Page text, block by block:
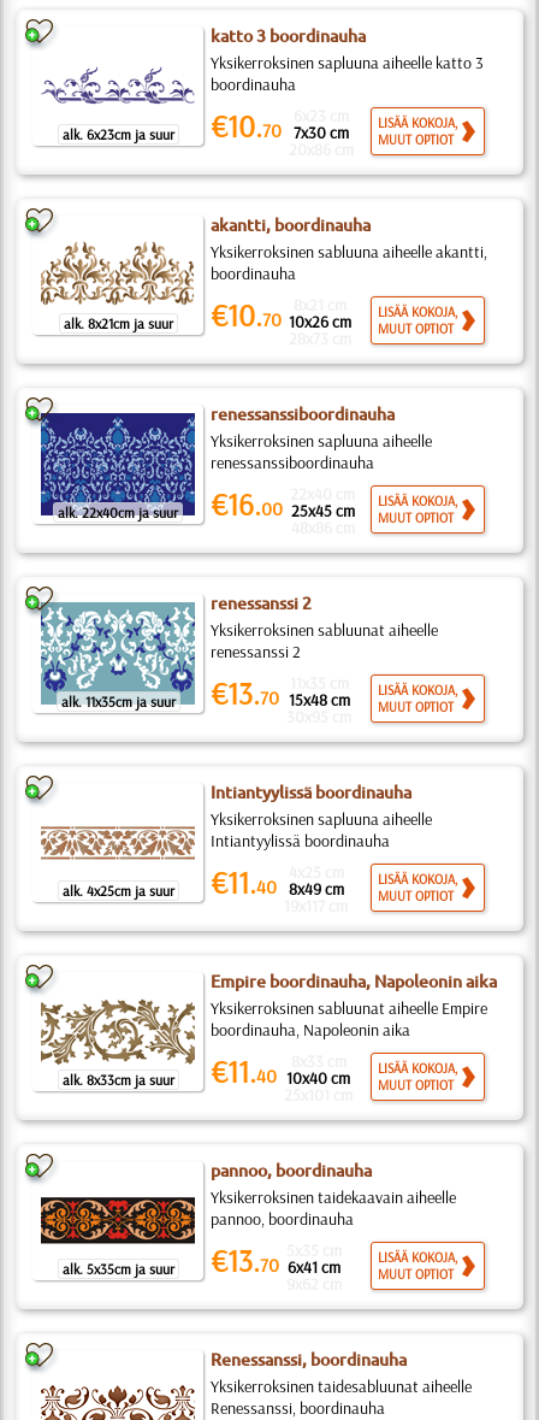
alk. 6x23cm ja suur
katto 3 boordinauha
Yksikerroksinen sapluuna aiheelle katto 3
boordinauha
€10.70 7x30 cm
LISÄÄ KOKOJA,
MUUT OPTIOT
alk. 8x21cm ja suur
akantti, boordinauha
Yksikerroksinen sabluuna aiheelle akantti,
boordinauha
€10.70 10x26 cm
LISÄÄ KOKOJA,
MUUT OPTIOT
alk. 22x40cm ja suur
renessanssiboordinauha
Yksikerroksinen sapluuna aiheelle
renessanssiboordinauha
€16.00 25x45 cm
LISÄÄ KOKOJA,
MUUT OPTIOT
alk. 11x35cm ja suur
renessanssi 2
Yksikerroksinen sabluunat aiheelle
renessanssi 2
€13.70 15x48 cm
LISÄÄ KOKOJA,
MUUT OPTIOT
alk. 4x25cm ja suur
Intiantyylissä boordinauha
Yksikerroksinen sapluuna aiheelle
Intiantyylissä boordinauha
€11.40 8x49 cm
LISÄÄ KOKOJA,
MUUT OPTIOT
alk. 8x33cm ja suur
Empire boordinauha, Napoleonin aika
Yksikerroksinen sabluunat aiheelle Empire
boordinauha, Napoleonin aika
€11.40 10x40 cm
LISÄÄ KOKOJA,
MUUT OPTIOT
alk. 5x35cm ja suur
pannoo, boordinauha
Yksikerroksinen taidekaavain aiheelle
pannoo, boordinauha
€13.70 6x41 cm
LISÄÄ KOKOJA,
MUUT OPTIOT
Renessanssi, boordinauha
Yksikerroksinen taidesabluunat aiheelle
Renessanssi, boordinauha